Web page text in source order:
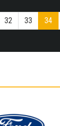
32 33 34